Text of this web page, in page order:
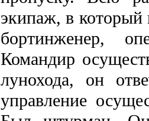
экипаж, в который
бортинженер,
Командир
лунохода, он
управление